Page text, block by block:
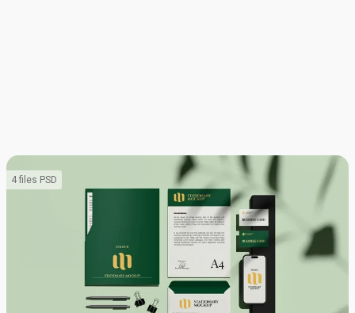
4 files PSD